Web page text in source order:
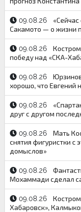
09.08.26
Сакамото — о жизни
09.08.26
победу над «СКА-
09.08.26
хорошо, что Евгений
09.08.26
друг с другом
09.08.26
Мать
снятия фигуристки с
домыслов»
09.08.26
Мохаммади сделал
09.08.26
Хабаровск»,